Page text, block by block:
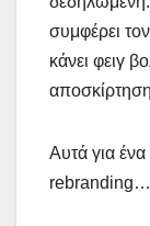
συμφέρει
κάνει φειγ
Αυτά για
rebranding…